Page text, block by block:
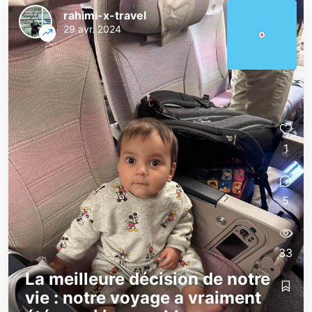
La meilleure décision de notre
vie : notre voyage a vraiment
rahimi-x-travel
29 avr. 2024
1
5
33